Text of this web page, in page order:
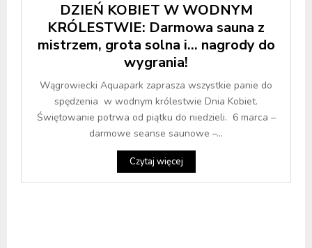
DZIEŃ KOBIET W WODNYM
KRÓLESTWIE: Darmowa sauna z
mistrzem, grota solna i… nagrody do
wygrania!
Wągrowiecki Aquapark zaprasza wszystkie panie do
spędzenia w wodnym królestwie Dnia Kobiet.
Świętowanie potrwa od piątku do niedzieli. 6 marca –
darmowe seanse saunowe –...
Czytaj więcej